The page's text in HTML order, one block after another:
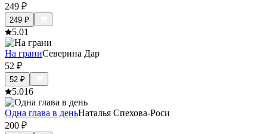
249 ₽
249 ₽
5.01
На граниСеверина Дар
52 ₽
52 ₽
5.016
Одна глава в деньНаталья Спехова-Роси
200 ₽